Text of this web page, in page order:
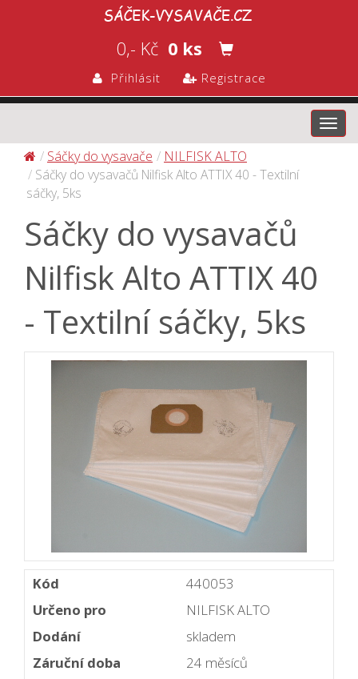
0,- Kč 0 ks
Přihlásit Registrace
Sáčky do vysavače
NILFISK ALTO
Sáčky do vysavačů Nilfisk Alto ATTIX 40 - Textilní
sáčky, 5ks
Sáčky do vysavačů
Nilfisk Alto ATTIX 40
- Textilní sáčky, 5ks
Kód
440053
Určeno pro
NILFISK ALTO
Dodání
skladem
Záruční doba
24 měsíců